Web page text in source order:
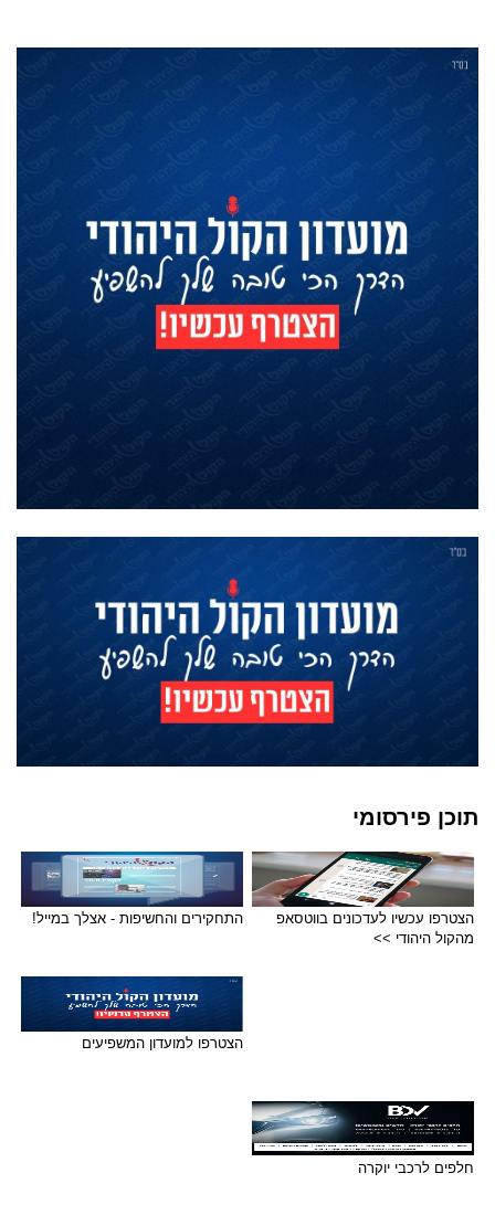
תוכן פירסומי
הצטרפו עכשיו לעדכונים בווטסאפ
מהקול היהודי >>
התחקירים והחשיפות - אצלך במייל!
הצטרפו למועדון המשפיעים
חלפים לרכבי יוקרה